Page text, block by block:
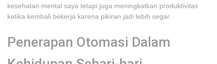
kesehatan mental saya tetapi juga meningkatkan produktivitas
ketika kembali bekerja karena pikiran jadi lebih segar.
Penerapan Otomasi Dalam